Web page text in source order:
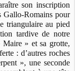
son inscription
Gallo-Romains pour
triangulaire au pied
tardive de notre
» et sa grotte,
: d’autres roches
», une seconde